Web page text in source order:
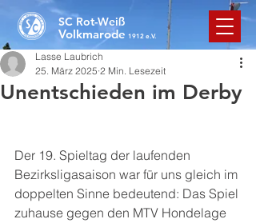
SC Rot-Weiß
Volkmarode 1912 e.V.
Unentschieden im Derby
Lasse Laubrich
25. März 2025 2 Min. Lesezeit
Der 19. Spieltag der laufenden
Bezirksligasaison war für uns gleich im
doppelten Sinne bedeutend: Das Spiel
zuhause gegen den MTV Hondelage